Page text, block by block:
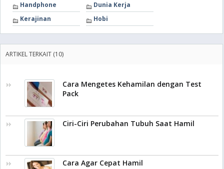
Handphone
Dunia Kerja
Kerajinan
Hobi
ARTIKEL TERKAIT (10)
Cara Mengetes Kehamilan dengan Test
Pack
Ciri-Ciri Perubahan Tubuh Saat Hamil
Cara Agar Cepat Hamil